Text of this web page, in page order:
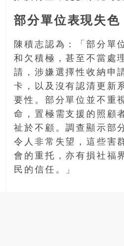
部分單位表現失
陳積志認為：「部分單
和欠積極，甚至不當處
請，涉嫌選擇性收納申
卡，以及沒有認清更新
要性。部分單位並不重
命，置極需支援的照顧
祉於不顧。調查顯示部
令人非常失望，這些害
會的重托，亦有損社福
民的信任。」